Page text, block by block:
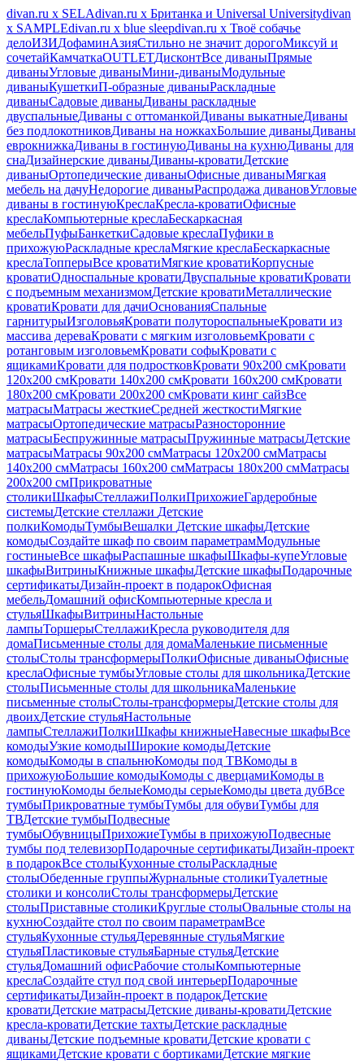
divan.ru х SELAdivan.ru х Британка и Universal Universitydivan
х SAMPLEdivan.ru х blue sleepdivan.ru х Твоё собачье
делоИЗИДофаминАзияСтильно не значит дорогоМиксуй и
сочетайКамчаткаOUTLETДисконтВсе диваныПрямые
диваныУгловые диваныМини-диваныМодульные
диваныКушеткиП-образные диваныРаскладные
диваныСадовые диваныДиваны раскладные
двуспальныеДиваны с оттоманкойДиваны выкатныеДиваны
без подлокотниковДиваны на ножкахБольшие диваныДиваны
еврокнижкаДиваны в гостинуюДиваны на кухнюДиваны для
снаДизайнерские диваныДиваны-кроватиДетские
диваныОртопедические диваныОфисные диваныМягкая
мебель на дачуНедорогие диваныРаспродажа дивановУгловые
диваны в гостинуюКреслаКресла-кроватиОфисные
креслаКомпьютерные креслаБескаркасная
мебельПуфыБанкеткиСадовые креслаПуфики в
прихожуюРаскладные креслаМягкие креслаБескаркасные
креслаТопперыВсе кроватиМягкие кроватиКорпусные
кроватиОдноспальные кроватиДвуспальные кроватиКровати
с подъемным механизмомДетские кроватиМеталлические
кроватиКровати для дачиОснованияСпальные
гарнитурыИзголовьяКровати полутороспальныеКровати из
массива дереваКровати с мягким изголовьемКровати с
ротанговым изголовьемКровати софыКровати с
ящикамиКровати для подростковКровати 90х200 смКровати
120x200 смКровати 140x200 смКровати 160x200 смКровати
180x200 смКровати 200x200 смКровати кинг сайзВсе
матрасыМатрасы жесткиеСредней жесткостиМягкие
матрасыОртопедические матрасыРазносторонние
матрасыБеспружинные матрасыПружинные матрасыДетские
матрасыМатрасы 90х200 смМатрасы 120х200 смМатрасы
140х200 смМатрасы 160x200 смМатрасы 180х200 смМатрасы
200х200 смПрикроватные
столикиШкафыСтеллажиПолкиПрихожиеГардеробные
системыДетские стеллажи Детские
полкиКомодыТумбыВешалки Детские шкафыДетские
комодыСоздайте шкаф по своим параметрамМодульные
гостиныеВсе шкафыРаспашные шкафыШкафы-купеУгловые
шкафыВитриныКнижные шкафыДетские шкафыПодарочные
сертификатыДизайн-проект в подарокОфисная
мебельДомашний офисКомпьютерные кресла и
стульяШкафыВитриныНастольные
лампыТоршерыСтеллажиКресла руководителя для
домаПисьменные столы для домаМаленькие письменные
столыСтолы трансформерыПолкиОфисные диваныОфисные
креслаОфисные тумбыУгловые столы для школьникаДетские
столыПисьменные столы для школьникаМаленькие
письменные столыСтолы-трансформерыДетские столы для
двоихДетские стульяНастольные
лампыСтеллажиПолкиШкафы книжныеНавесные шкафыВсе
комодыУзкие комодыШирокие комодыДетские
комодыКомоды в спальнюКомоды под ТВКомоды в
прихожуюБольшие комодыКомоды с дверцамиКомоды в
гостинуюКомоды белыеКомоды серыеКомоды цвета дубВсе
тумбыПрикроватные тумбыТумбы для обувиТумбы для
ТВДетские тумбыПодвесные
тумбыОбувницыПрихожиеТумбы в прихожуюПодвесные
тумбы под телевизорПодарочные сертификатыДизайн-проект
в подарокВсе столыКухонные столыРаскладные
столыОбеденные группыЖурнальные столикиТуалетные
столики и консолиСтолы трансформерыДетские
столыПриставные столикиКруглые столыОвальные столы на
кухнюСоздайте стол по своим параметрамВсе
стульяКухонные стульяДеревянные стульяМягкие
стульяПластиковые стульяБарные стульяДетские
стульяДомашний офисРабочие столыКомпьютерные
креслаСоздайте стул под свой интерьерПодарочные
сертификатыДизайн-проект в подарокДетские
кроватиДетские матрасыДетские диваны-кроватиДетские
кресла-кроватиДетские тахтыДетские раскладные
диваныДетские подъемные кроватиДетские кровати с
ящикамиДетские кровати с бортикамиДетские мягкие